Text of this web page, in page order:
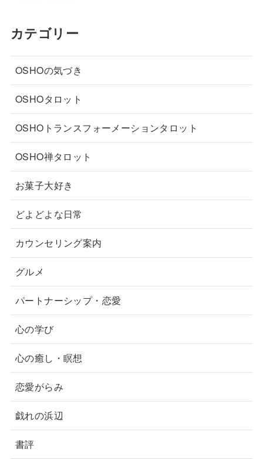
カテゴリー
OSHOの気づき
OSHOタロット
OSHOトランスフォーメーションタロット
OSHO禅タロット
お菓子大好き
どよどよな日常
カウンセリング案内
グルメ
パートナーシップ・恋愛
心の学び
心の癒し・瞑想
恋愛がらみ
戯れの浜辺
書評